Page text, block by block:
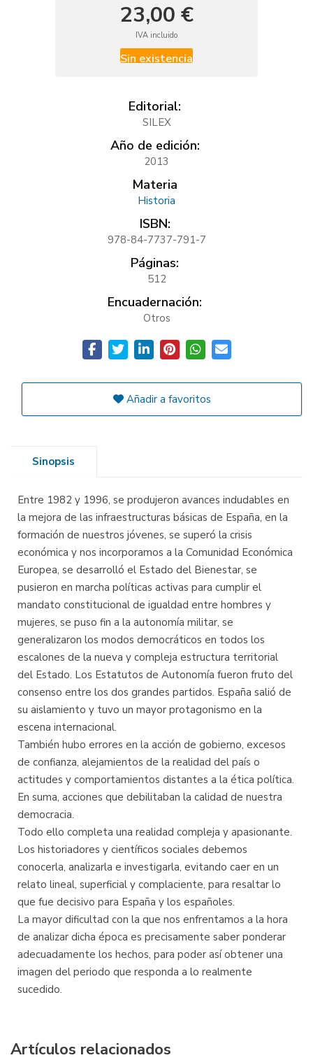
23,00 €
IVA incluido
Sin existencia
Editorial:
SILEX
Año de edición:
2013
Materia
Historia
ISBN:
978-84-7737-791-7
Páginas:
512
Encuadernación:
Otros
Añadir a favoritos
Sinopsis
Entre 1982 y 1996, se produjeron avances indudables en
la mejora de las infraestructuras básicas de España, en la
formación de nuestros jóvenes, se superó la crisis
económica y nos incorporamos a la Comunidad Económica
Europea, se desarrolló el Estado del Bienestar, se
pusieron en marcha políticas activas para cumplir el
mandato constitucional de igualdad entre hombres y
mujeres, se puso fin a la autonomía militar, se
generalizaron los modos democráticos en todos los
escalones de la nueva y compleja estructura territorial
del Estado. Los Estatutos de Autonomía fueron fruto del
consenso entre los dos grandes partidos. España salió de
su aislamiento y tuvo un mayor protagonismo en la
escena internacional.
También hubo errores en la acción de gobierno, excesos
de confianza, alejamientos de la realidad del país o
actitudes y comportamientos distantes a la ética política.
En suma, acciones que debilitaban la calidad de nuestra
democracia.
Todo ello completa una realidad compleja y apasionante.
Los historiadores y científicos sociales debemos
conocerla, analizarla e investigarla, evitando caer en un
relato lineal, superficial y complaciente, para resaltar lo
que fue decisivo para España y los españoles.
La mayor dificultad con la que nos enfrentamos a la hora
de analizar dicha época es precisamente saber ponderar
adecuadamente los hechos, para poder así obtener una
imagen del periodo que responda a lo realmente
sucedido.
Artículos relacionados